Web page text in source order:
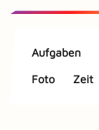
Aufgaben
Foto Zeit